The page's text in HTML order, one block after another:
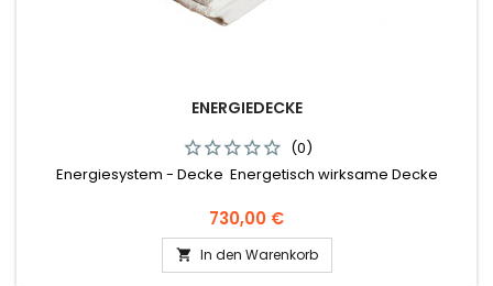
ENERGIEDECKE
(0)
Energiesystem - Decke Energetisch wirksame Decke
Preis
730,00 €
 In den Warenkorb